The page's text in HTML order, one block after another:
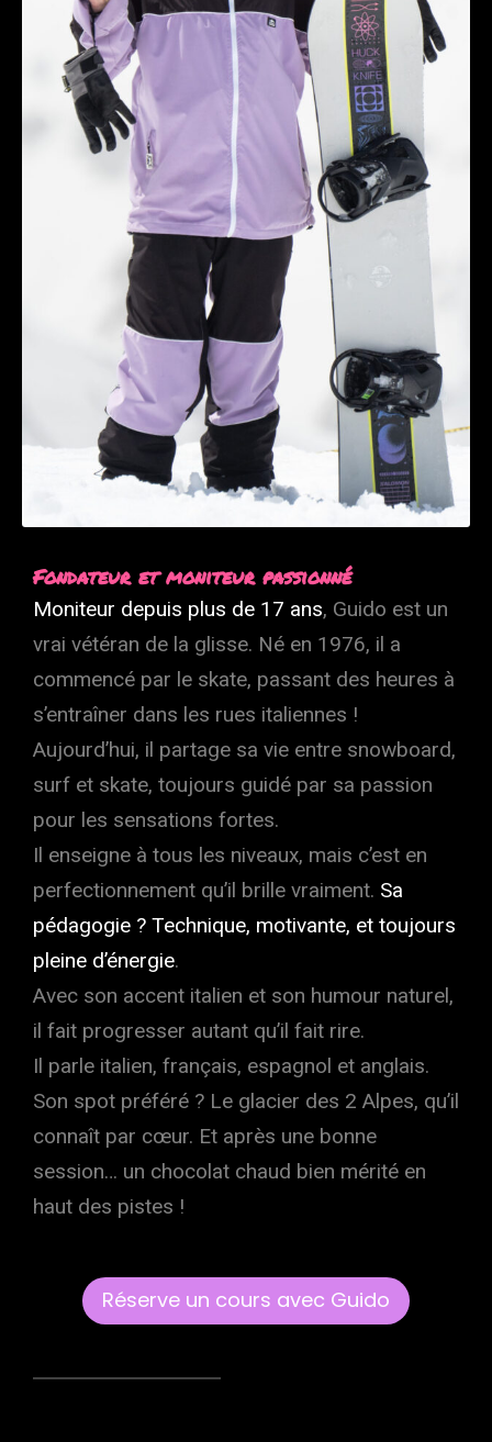
Fondateur et moniteur passionné
Moniteur depuis plus de 17 ans, Guido est un
vrai vétéran de la glisse. Né en 1976, il a
commencé par le skate, passant des heures à
s’entraîner dans les rues italiennes !
Aujourd’hui, il partage sa vie entre snowboard,
surf et skate, toujours guidé par sa passion
pour les sensations fortes.
Il enseigne à tous les niveaux, mais c’est en
perfectionnement qu’il brille vraiment. Sa
pédagogie ? Technique, motivante, et toujours
pleine d’énergie.
Avec son accent italien et son humour naturel,
il fait progresser autant qu’il fait rire.
Il parle italien, français, espagnol et anglais.
Son spot préféré ? Le glacier des 2 Alpes, qu’il
connaît par cœur. Et après une bonne
session… un chocolat chaud bien mérité en
haut des pistes !
Réserve un cours avec Guido